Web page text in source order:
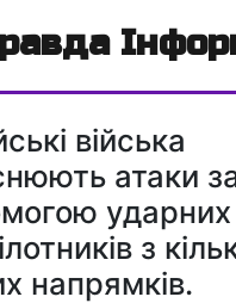
війська
атаки
ударних
з
напрямків.